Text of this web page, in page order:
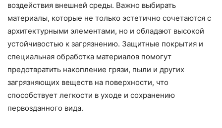
воздействия внешней среды. Важно выбирать
материалы, которые не только эстетично сочетаются с
архитектурными элементами, но и обладают высокой
устойчивостью к загрязнению. Защитные покрытия и
специальная обработка материалов помогут
предотвратить накопление грязи, пыли и других
загрязняющих веществ на поверхности, что
способствует легкости в уходе и сохранению
первозданного вида.